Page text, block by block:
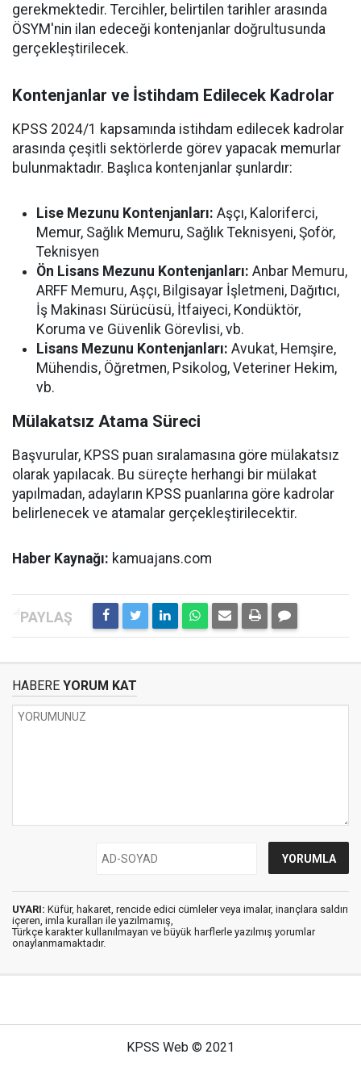
gerekmektedir. Tercihler, belirtilen tarihler arasında
ÖSYM'nin ilan edeceği kontenjanlar doğrultusunda
gerçekleştirilecek.
Kontenjanlar ve İstihdam Edilecek Kadrolar
KPSS 2024/1 kapsamında istihdam edilecek kadrolar
arasında çeşitli sektörlerde görev yapacak memurlar
bulunmaktadır. Başlıca kontenjanlar şunlardır:
Lise Mezunu Kontenjanları: Aşçı, Kaloriferci,
Memur, Sağlık Memuru, Sağlık Teknisyeni, Şoför,
Teknisyen
Ön Lisans Mezunu Kontenjanları: Anbar Memuru,
ARFF Memuru, Aşçı, Bilgisayar İşletmeni, Dağıtıcı,
İş Makinası Sürücüsü, İtfaiyeci, Kondüktör,
Koruma ve Güvenlik Görevlisi, vb.
Lisans Mezunu Kontenjanları: Avukat, Hemşire,
Mühendis, Öğretmen, Psikolog, Veteriner Hekim,
vb.
Mülakatsız Atama Süreci
Başvurular, KPSS puan sıralamasına göre mülakatsız
olarak yapılacak. Bu süreçte herhangi bir mülakat
yapılmadan, adayların KPSS puanlarına göre kadrolar
belirlenecek ve atamalar gerçekleştirilecektir.
Haber Kaynağı: kamuajans.com
HABERE YORUM KAT
UYARI: Küfür, hakaret, rencide edici cümleler veya imalar, inançlara saldırı
içeren, imla kuralları ile yazılmamış,
Türkçe karakter kullanılmayan ve büyük harflerle yazılmış yorumlar
onaylanmamaktadır.
KPSS Web © 2021